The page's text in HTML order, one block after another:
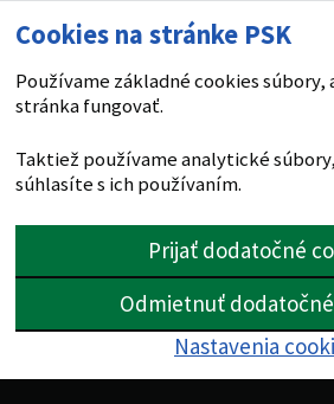
Cookies na stránke PSK
Používame základné cookies
stránka fungovať.
Taktiež používame analytické
súhlasíte s ich používaním.
Prijať dodatočné
Odmietnuť
Nastavenia